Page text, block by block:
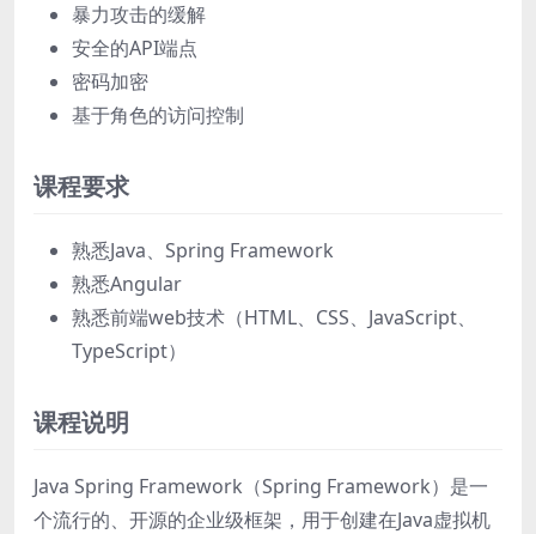
暴力攻击的缓解
安全的API端点
密码加密
基于角色的访问控制
课程要求
熟悉Java、Spring Framework
熟悉Angular
熟悉前端web技术（HTML、CSS、JavaScript、
TypeScript）
课程说明
Java Spring Framework（Spring Framework）是一
个流行的、开源的企业级框架，用于创建在Java虚拟机